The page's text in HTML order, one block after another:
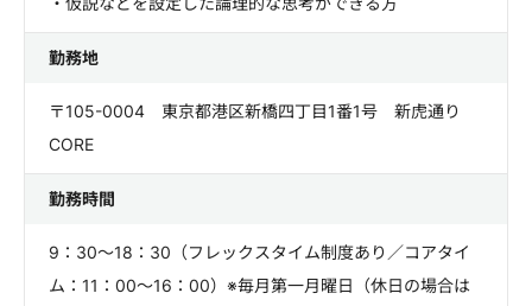
勤務地
〒105-0004 東京都港区新橋四丁目1番1号 新虎通り
CORE
勤務時間
9：30～18：30（フレックスタイム制度あり／コアタイ
ム：11：00～16：00）※毎月第一月曜日（休日の場合は